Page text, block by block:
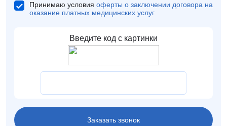
Принимаю условия оферты о заключении договора на
оказание платных медицинских услуг